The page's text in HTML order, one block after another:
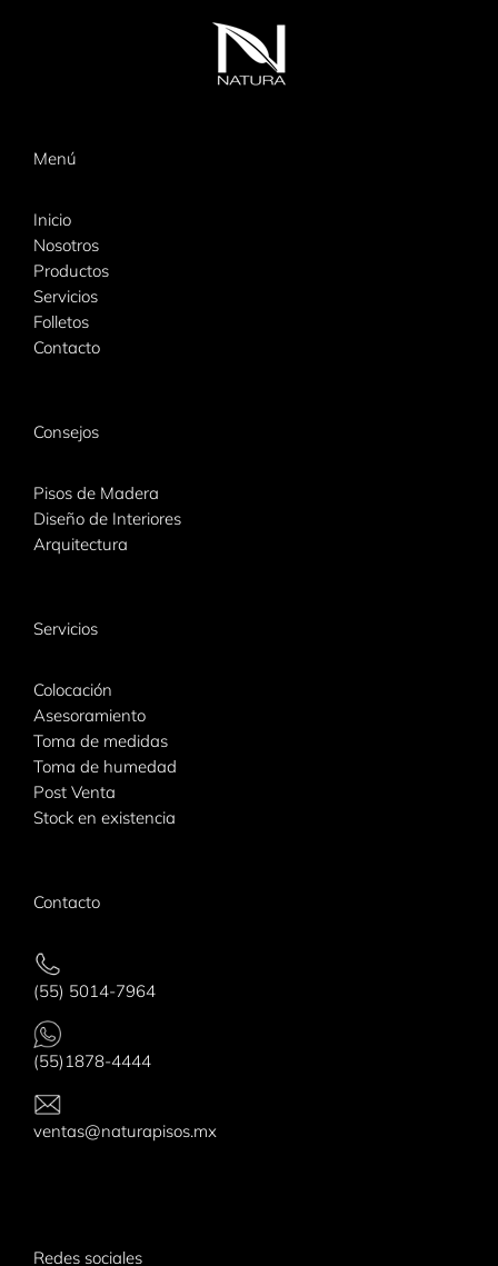
Menú
Inicio
Nosotros
Productos
Servicios
Folletos
Contacto
Consejos
Pisos de Madera
Diseño de Interiores
Arquitectura
Servicios
Colocación
Asesoramiento
Toma de medidas
Toma de humedad
Post Venta
Stock en existencia
Contacto
(55) 5014-7964
(55)1878-4444
ventas@naturapisos.mx
Redes sociales